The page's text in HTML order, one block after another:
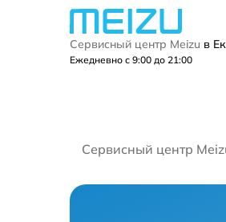
Сервисный центр Meizu в
Ежедневно с 9:00 до 21:00
Сервисный центр